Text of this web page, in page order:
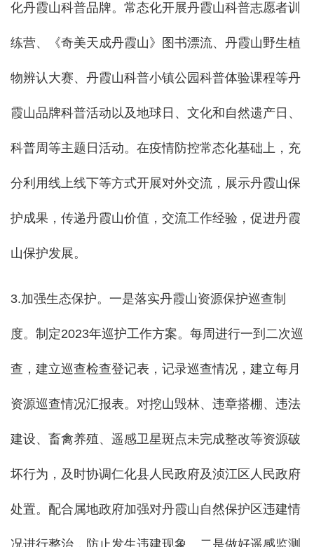
化丹霞山科普品牌。常态化开展丹霞山科普志愿者训
练营、《奇美天成丹霞山》图书漂流、丹霞山野生植
物辨认大赛、丹霞山科普小镇公园科普体验课程等丹
霞山品牌科普活动以及地球日、文化和自然遗产日、
科普周等主题日活动。在疫情防控常态化基础上，充
分利用线上线下等方式开展对外交流，展示丹霞山保
护成果，传递丹霞山价值，交流工作经验，促进丹霞
山保护发展。
3.加强生态保护。一是落实丹霞山资源保护巡查制
度。 制定2023年巡护工作方案。 每周 进行一到二次巡
查 ，建立巡查检查登记表，记录巡查情况，建立每月
资源巡查情况汇报表。对挖山毁林、违章搭棚、违法
建设、畜禽养殖、遥感卫星斑点未完成整改等资源破
坏行为，及时协调仁化县人民政府及浈江区人民政府
处置。配合属地政府加强对丹霞山自然保护区违建情